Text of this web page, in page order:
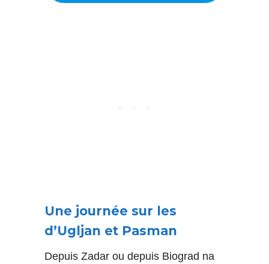
Une journée sur les
d’Ugljan et Pasman
Depuis Zadar ou depuis Biograd na